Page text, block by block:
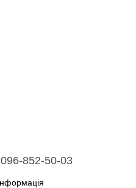
096-852-50-03